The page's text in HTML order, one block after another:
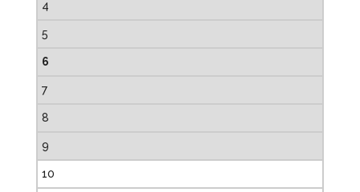
4
5
6
7
8
9
10